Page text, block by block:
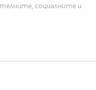
социалните и